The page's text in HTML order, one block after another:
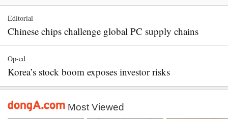
Editorial
Chinese chips challenge global PC supply chains
Op-ed
Korea’s stock boom exposes investor risks
Most Viewed